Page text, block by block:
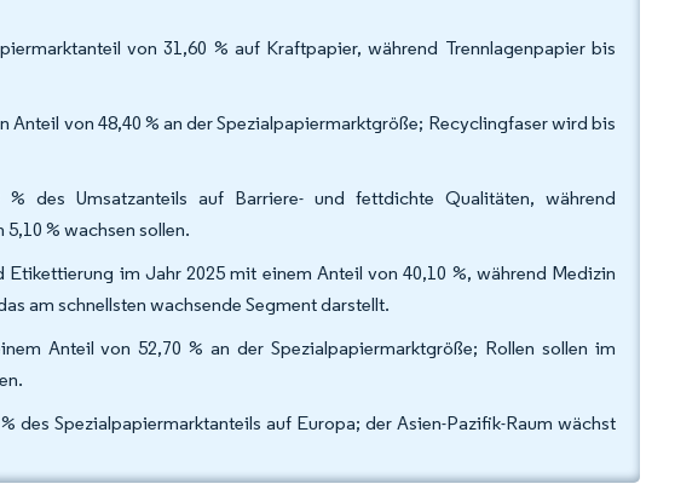
von 31,60 % auf Kraftpapier, während Trennlagenpapier bis
Anteil von 48,40 % an der Spezialpapiermarktgröße; Recyclingfaser wird bis
des Umsatzanteils auf Barriere- und fettdichte Qualitäten, während
% wachsen sollen.
im Jahr 2025 mit einem Anteil von 40,10 %, während Medizin
am schnellsten wachsende Segment darstellt.
Anteil von 52,70 % an der Spezialpapiermarktgröße; Rollen sollen im
des Spezialpapiermarktanteils auf Europa; der Asien-Pazifik-Raum wächst